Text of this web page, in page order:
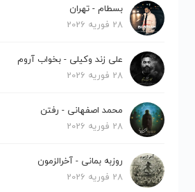
بسطام - تهران
28 فوریه 2026
علی زند وکیلی - بخواب آروم
28 فوریه 2026
محمد اصفهانی - رفتن
28 فوریه 2026
روزبه بمانی - آخرالزمون
28 فوریه 2026